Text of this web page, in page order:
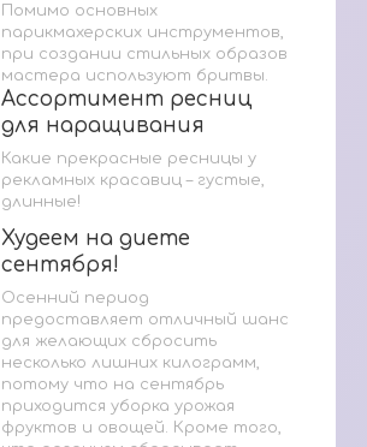
Помимо основных
парикмахерских инструментов,
при создании стильных образов
мастера используют бритвы.
Ассортимент ресниц
для наращивания
Ассортимент ресниц
для наращивания
Какие прекрасные ресницы у
рекламных красавиц – густые,
длинные!
Худеем на диете
сентября!
Худеем на диете
сентября!
Осенний период
предоставляет отличный шанс
для желающих сбросить
несколько лишних килограмм,
потому что на сентябрь
приходится уборка урожая
фруктов и овощей. Кроме того,